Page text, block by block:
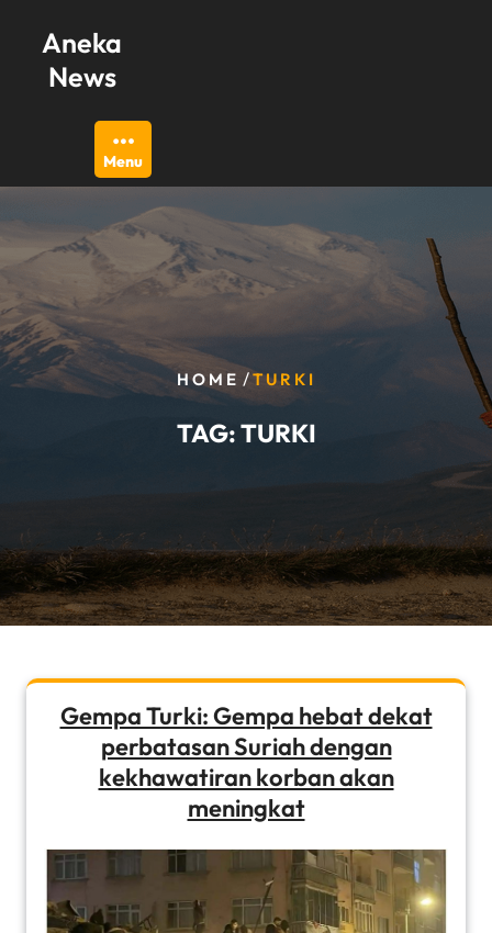
content
Aneka
News
Menu
HOME /TURKI
TAG:TURKI
Gempa Turki: Gempa hebat dekat
perbatasan Suriah dengan
kekhawatiran korban akan
meningkat